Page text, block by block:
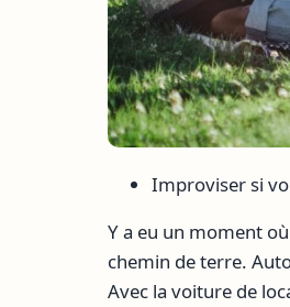
Improviser si
Y a eu un moment
chemin de terre.
Avec la voiture de